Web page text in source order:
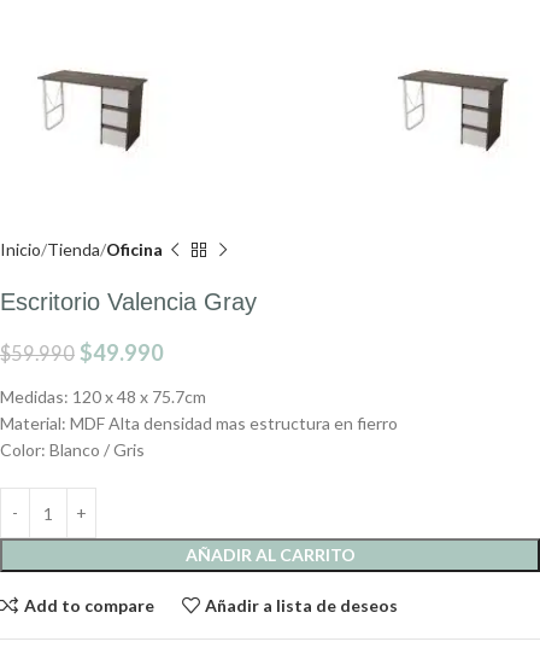
Inicio Tienda Oficina
Escritorio Valencia Gray
$59.990 $49.990
Medidas: 120 x 48 x 75.7cm
Material: MDF Alta densidad mas estructura en fierro
Color: Blanco / Gris
AÑADIR AL CARRITO
Add to compare Añadir a lista de deseos